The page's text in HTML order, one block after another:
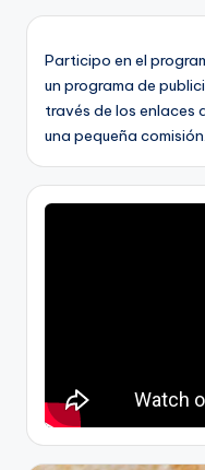
Participo en el
un programa de
través de los enlaces
una pequeña comisión.